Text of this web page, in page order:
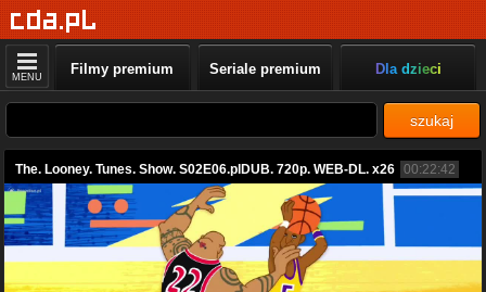
MENU Filmy premium Seriale premium Dla dzieci
szukaj
The. Looney. Tunes. Show. S02E06.plDUB. 720p. WEB-DL. x26 00:22:42